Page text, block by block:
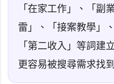
「在家工作」、「副
雷」、「接案教學」
「第二收入」等詞建
更容易被搜尋需求找